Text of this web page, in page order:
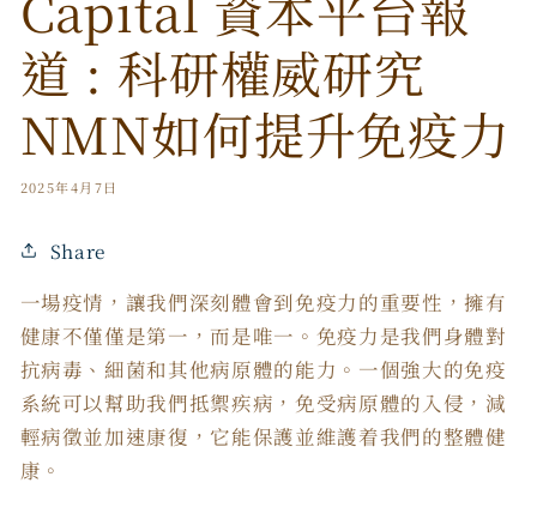
道 : 科研權威研究
NMN如何提升免疫力
2025年4月7日
Share
一場疫情，讓我們深刻體會到免疫力的重要性，擁有
健康不僅僅是第一，而是唯一。免疫力是我們身體對
抗病毒、細菌和其他病原體的能力。一個強大的免疫
系統可以幫助我們抵禦疾病，免受病原體的入侵，減
輕病徵並加速康復，它能保護並維護着我們的整體健
康。